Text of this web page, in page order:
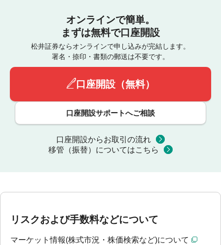
オンラインで簡単。
まずは無料で口座開設
松井証券ならオンラインで申し込みが完結します。
署名・捺印・書類の郵送は不要です。
口座開設（無料）
口座開設サポートへご相談
口座開設からお取引の流れ
移管（振替）についてはこちら
リスクおよび手数料などについて
マーケット情報(株式市況・株価検索など)について